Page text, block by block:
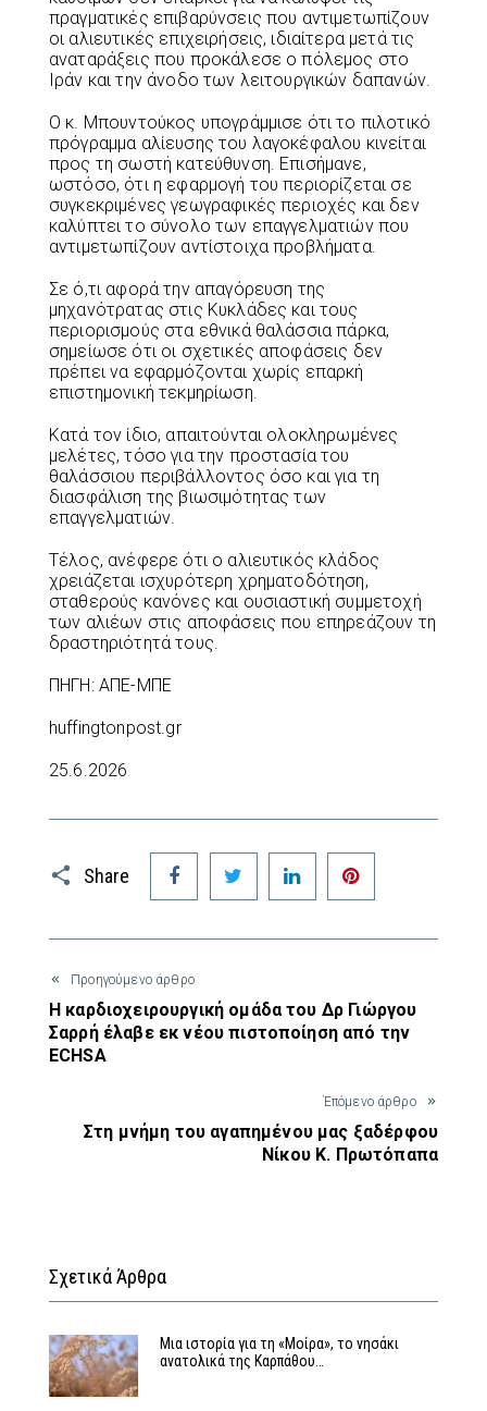
πραγματικές επιβαρύνσεις που αντιμετωπίζουν
οι αλιευτικές επιχειρήσεις, ιδιαίτερα μετά τις
αναταράξεις που προκάλεσε ο πόλεμος στο
Ιράν και την άνοδο των λειτουργικών δαπανών.
Ο κ. Μπουντούκος υπογράμμισε ότι το πιλοτικό
πρόγραμμα αλίευσης του λαγοκέφαλου κινείται
προς τη σωστή κατεύθυνση. Επισήμανε,
ωστόσο, ότι η εφαρμογή του περιορίζεται σε
συγκεκριμένες γεωγραφικές περιοχές και δεν
καλύπτει το σύνολο των επαγγελματιών που
αντιμετωπίζουν αντίστοιχα προβλήματα.
Σε ό,τι αφορά την απαγόρευση της
μηχανότρατας στις Κυκλάδες και τους
περιορισμούς στα εθνικά θαλάσσια πάρκα,
σημείωσε ότι οι σχετικές αποφάσεις δεν
πρέπει να εφαρμόζονται χωρίς επαρκή
επιστημονική τεκμηρίωση.
Κατά τον ίδιο, απαιτούνται ολοκληρωμένες
μελέτες, τόσο για την προστασία του
θαλάσσιου περιβάλλοντος όσο και για τη
διασφάλιση της βιωσιμότητας των
επαγγελματιών.
Τέλος, ανέφερε ότι ο αλιευτικός κλάδος
χρειάζεται ισχυρότερη χρηματοδότηση,
σταθερούς κανόνες και ουσιαστική συμμετοχή
των αλιέων στις αποφάσεις που επηρεάζουν τη
δραστηριότητά τους.
ΠΗΓΗ: ΑΠΕ-ΜΠΕ
huffingtonpost.gr
25.6.2026
Share
Facebook Twitter LinkedIn
Προηγούμενο άρθρο
Η καρδιοχειρουργική ομάδα του Δρ Γιώργου
Σαρρή έλαβε εκ νέου πιστοποίηση από την
ECHSA
Έπόμενο άρθρο
Στη μνήμη του αγαπημένου μας ξαδέρφου
Νίκου Κ. Πρωτόπαπα
Σχετικά Άρθρα
Μια ιστορία για τη «Μοίρα», το νησάκι
ανατολικά της Καρπάθου…